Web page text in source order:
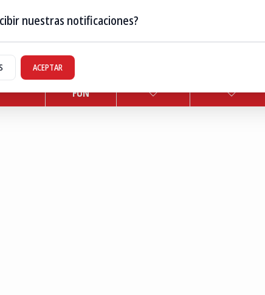
TERRITORIO
FUN
nuestras notificaciones?
ACEPTAR